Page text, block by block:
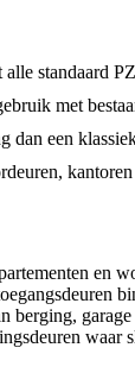
alle standaard
met
dan een
kantoren
en
berging,
waar